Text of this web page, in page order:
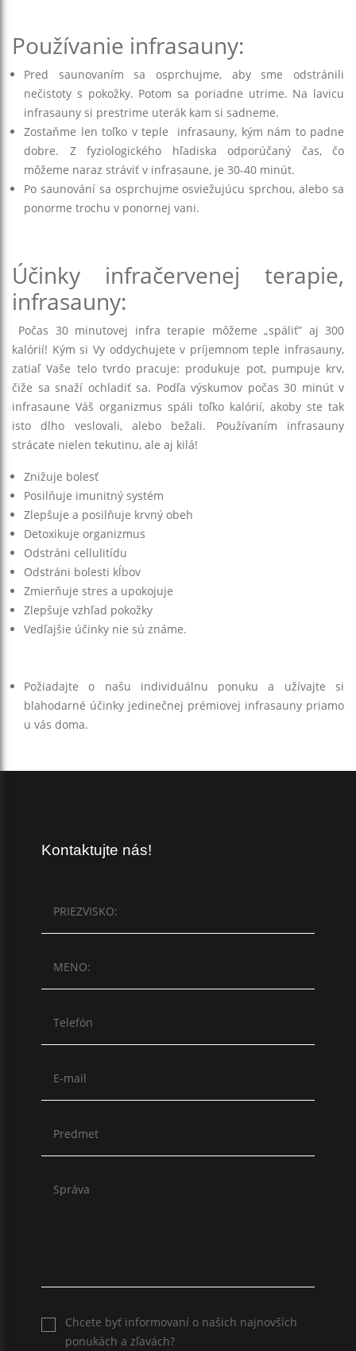
Používanie infrasauny:
Pred saunovaním sa osprchujme, aby sme odstránili
nečistoty s pokožky. Potom sa poriadne utrime. Na lavicu
infrasauny si prestrime uterák kam si sadneme.
Zostaňme len toľko v teple infrasauny, kým nám to padne
dobre. Z fyziologického hľadiska odporúčaný čas, čo
môžeme naraz stráviť v infrasaune, je 30-40 minút.
Po saunování sa osprchujme osviežujúcu sprchou, alebo sa
ponorme trochu v ponornej vani.
Účinky infračervenej terapie,
infrasauny:
Počas 30 minutovej infra terapie môžeme „spáliť” aj 300
kalórií! Kým si Vy oddychujete v príjemnom teple infrasauny,
zatiaľ Vaše telo tvrdo pracuje: produkuje pot, pumpuje krv,
čiže sa snaží ochladiť sa. Podľa výskumov počas 30 minút v
infrasaune Váš organizmus spáli toľko kalórií, akoby ste tak
isto dlho veslovali, alebo bežali. Používaním infrasauny
strácate nielen tekutinu, ale aj kilá!
Znižuje bolesť
Posilňuje imunitný systém
Zlepšuje a posilňuje krvný obeh
Detoxikuje organizmus
Odstráni cellulitídu
Odstráni bolesti kĺbov
Zmierňuje stres a upokojuje
Zlepšuje vzhľad pokožky
Vedľajšie účinky nie sú známe.
Požiadajte o našu individuálnu ponuku a užívajte si
blahodarné účinky jedinečnej prémiovej infrasauny priamo
u vás doma.
Kontaktujte nás!
Chcete byť informovaní o našich najnovších
ponukách a zľavách?